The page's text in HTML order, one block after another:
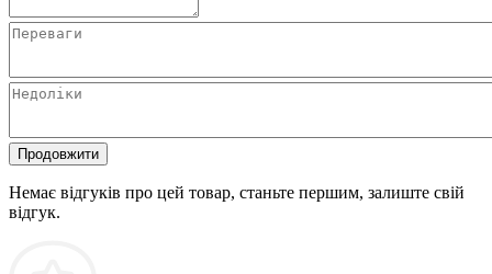
Продовжити
Немає відгуків про цей товар, станьте першим, залиште свій
відгук.